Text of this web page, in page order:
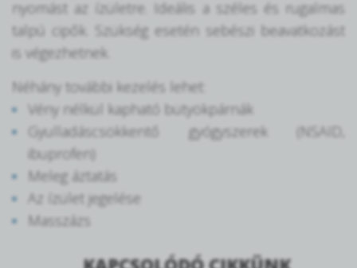
nyomást az ízületre. Ideális a széles és rugalmas
talpú cipők. Szükség esetén sebészi beavatkozást
is végezhetnek.
Néhány további kezelés lehet:
Vény nélkül kapható bütyökpárnák
Gyulladáscsökkentő gyógyszerek (NSAID,
ibuprofen)
Meleg áztatás
Az ízület jegelése
Masszázs